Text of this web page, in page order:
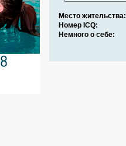
Место жительства:
Номер ICQ:
Немного о себе: